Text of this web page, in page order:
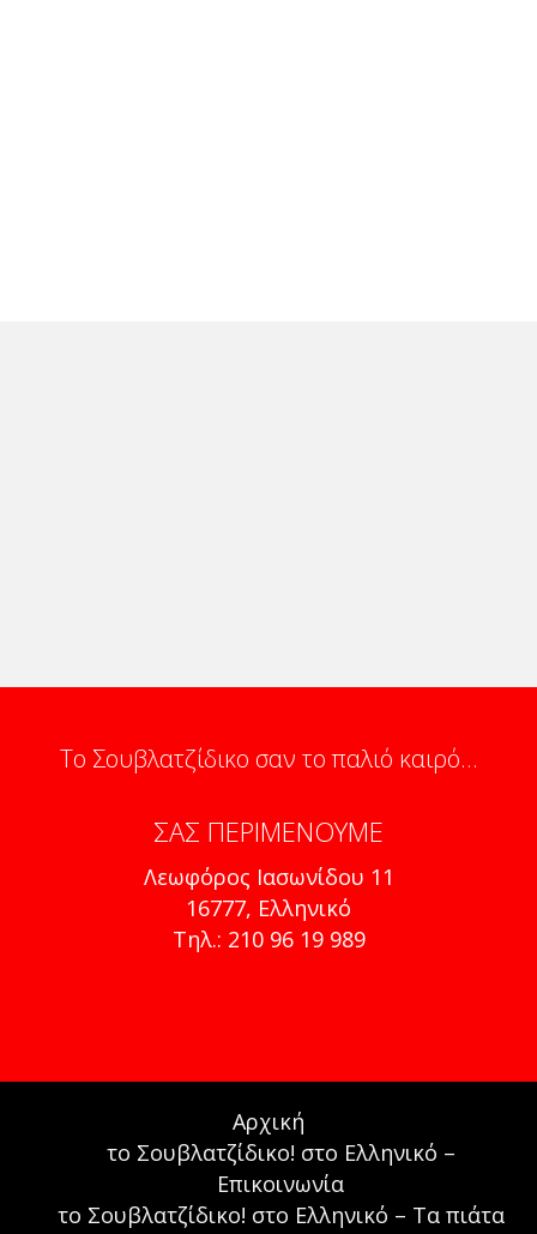
Το Σουβλατζίδικο σαν το παλιό καιρό...
ΣΑΣ ΠΕΡΙΜΈΝΟΥΜΕ
Λεωφόρος Ιασωνίδου 11
16777, Ελληνικό
Τηλ.: 210 96 19 989
Αρχική
το Σουβλατζίδικο! στο Ελληνικό –
Επικοινωνία
το Σουβλατζίδικο! στο Ελληνικό – Τα πιάτα